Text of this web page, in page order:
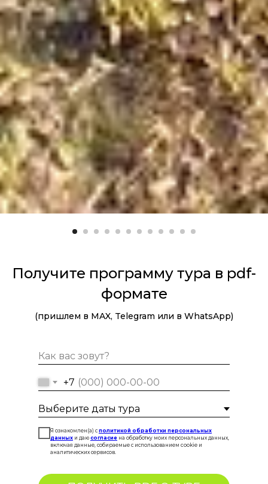
Получите программу тура в pdf-
формате
(пришлем в MAX, Telegram или в WhatsApp)
+7
Я ознакомлен(а) с политикой обработки персональных
данных и даю согласие на обработку моих персональных данных,
включая данные, собираемые с использованием cookie и
аналитических сервисов.